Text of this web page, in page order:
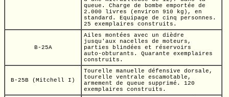
queue. Charge de bombe emportée de
2.000 livres (environ 910 kg),
en
standard. Equipage de cinq personnes.
25 exemplaires construits.
B-25A
Ailes montées avec un dièdre
jusqu'aux nacelles de moteurs,
parties blindées et réservoirs
auto-obturants.
Quarante exemplaires
construits.
B-25B (Mitchell I)
Tourelle manuelle défensive dorsale,
tourelle ventrale escamotable,
armement de queue supprimé. 120
exemplaires construits.